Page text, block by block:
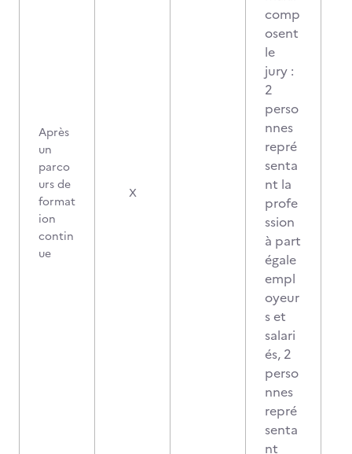
Après
un
parco
urs de
format
ion
contin
ue
X
comp
osent
le
jury :
2
perso
nnes
repré
senta
nt la
profe
ssion
à part
égale
empl
oyeur
s et
salari
és, 2
perso
nnes
repré
senta
nt